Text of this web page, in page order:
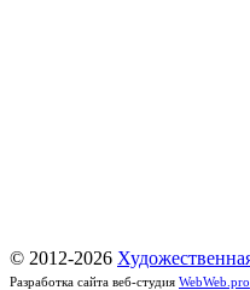
© 2012-2026
Разработка сайта веб-студия WebWeb.pro